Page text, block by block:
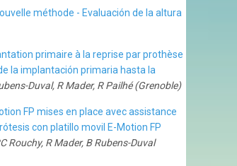
méthode - Evaluación de la altura
primaire à la reprise par prothèse
la implantación primaria hasta la
Duval, R Mader, R Pailhé (Grenoble)
FP mises en place avec assistance
con platillo movil E-Motion FP
Rouchy, R Mader, B Rubens-Duval